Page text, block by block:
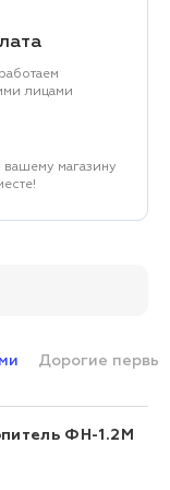
лицами
вашему магазину
Дорогие
ФН-1.2М